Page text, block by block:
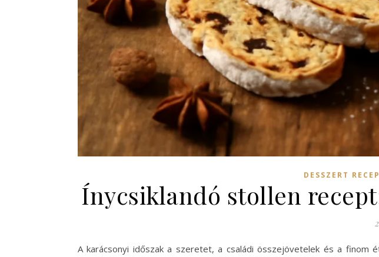
DESSZERT
Ínycsiklandó stollen
A karácsonyi időszak a szeretet, a családi összejövetelek és a finom